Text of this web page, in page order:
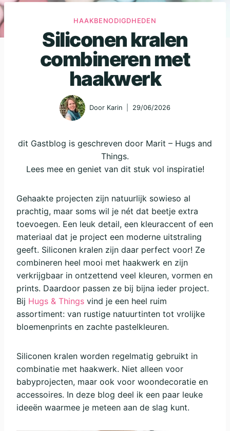
HAAKBENODIGDHEDEN
Siliconen kralen
combineren met
haakwerk
Door Karin 29/06/2026
dit Gastblog is geschreven door Marit – Hugs and
Things.
Lees mee en geniet van dit stuk vol inspiratie!
Gehaakte projecten zijn natuurlijk sowieso al
prachtig, maar soms wil je nét dat beetje extra
toevoegen. Een leuk detail, een kleuraccent of een
materiaal dat je project een moderne uitstraling
geeft. Siliconen kralen zijn daar perfect voor! Ze
combineren heel mooi met haakwerk en zijn
verkrijgbaar in ontzettend veel kleuren, vormen en
prints. Daardoor passen ze bij bijna ieder project.
Bij Hugs & Things vind je een heel ruim
assortiment: van rustige natuurtinten tot vrolijke
bloemenprints en zachte pastelkleuren.
Siliconen kralen worden regelmatig gebruikt in
combinatie met haakwerk. Niet alleen voor
babyprojecten, maar ook voor woondecoratie en
accessoires. In deze blog deel ik een paar leuke
ideeën waarmee je meteen aan de slag kunt.